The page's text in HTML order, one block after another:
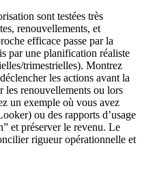
sont testées très
renouvellements, et
efficace passe par la
par une planification réaliste
trimestrielles). Montrez
les actions avant la
les renouvellements ou lors
un exemple où vous avez
ou des rapports d’usage
et préserver le revenu. Le
rigueur opérationnelle et